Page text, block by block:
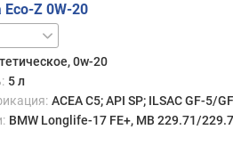
Eco-Z 0W-20
0w-20
5 л
ACEA C5; API SP; ILSAC GF-5/
BMW Longlife-17 FE+, MB 229.71/